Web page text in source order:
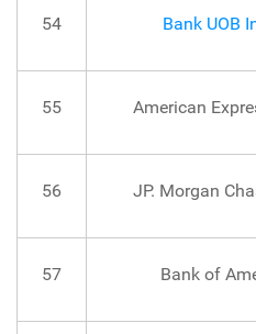
54 Bank UOB
55 American
56 JP. Morgan
57 Bank of